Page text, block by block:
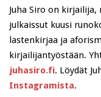
Juha Siro on
julkaissut kuusi
lastenkirjaa ja
kirjailijantyöstään.
juhasiro.fi. Löydät
Instagramista.